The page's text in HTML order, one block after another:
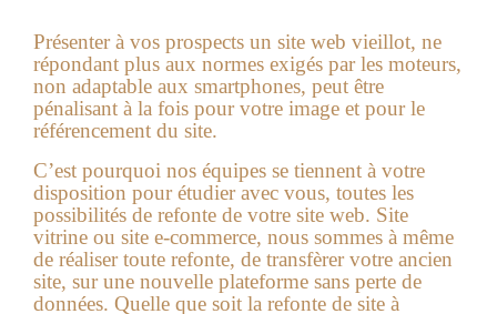
Présenter à vos prospects un site web vieillot, ne
répondant plus aux normes exigés par les moteurs,
non adaptable aux smartphones, peut être
pénalisant à la fois pour votre image et pour le
référencement du site.
C’est pourquoi nos équipes se tiennent à votre
disposition pour étudier avec vous, toutes les
possibilités de refonte de votre site web. Site
vitrine ou site e-commerce, nous sommes à même
de réaliser toute refonte, de transfèrer votre ancien
site, sur une nouvelle plateforme sans perte de
données. Quelle que soit la refonte de site à